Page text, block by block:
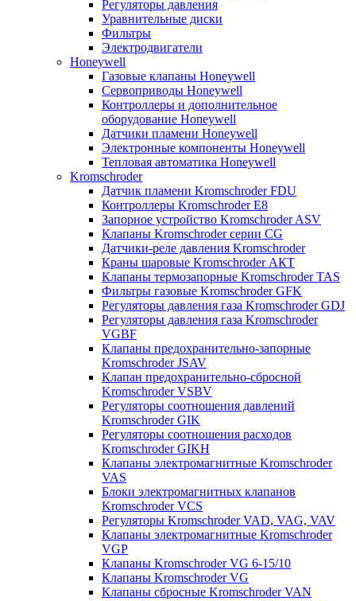
Регуляторы давления
Уравнительные диски
Фильтры
Электродвигатели
Honeywell
Газовые клапаны Honeywell
Сервоприводы Honeywell
Контроллеры и дополнительное
оборудование Honeywell
Датчики пламени Honeywell
Электронные компоненты Honeywell
Тепловая автоматика Honeywell
Kromschroder
Датчик пламени Kromschroder FDU
Контроллеры Kromschroder E8
Запорное устройство Kromschroder ASV
Клапаны Kromschroder серии CG
Датчики-реле давления Kromschroder
Краны шаровые Kromschroder АКТ
Клапаны термозапорные Kromschroder TAS
Фильтры газовые Kromschroder GFK
Регуляторы давления газа Kromschroder GDJ
Регуляторы давления газа Kromschroder
VGBF
Клапаны предохранительно-запорные
Kromschroder JSAV
Клапан предохранительно-сбросной
Kromschroder VSBV
Регуляторы соотношения давлений
Kromschroder GIK
Регуляторы соотношения расходов
Kromschroder GIKH
Клапаны электромагнитные Kromschroder
VAS
Блоки электромагнитных клапанов
Kromschroder VCS
Регуляторы Kromschroder VAD, VAG, VAV
Клапаны электромагнитные Kromschroder
VGP
Клапаны Kromschroder VG 6-15/10
Клапаны Kromschroder VG
Клапаны сбросные Kromschroder VAN